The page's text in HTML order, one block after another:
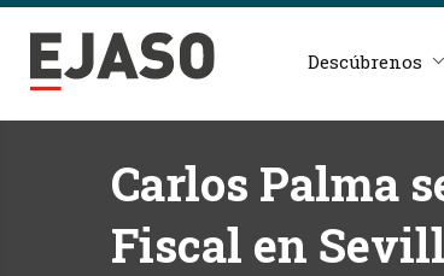
Descúbrenos
Carlos Palma
Fiscal en